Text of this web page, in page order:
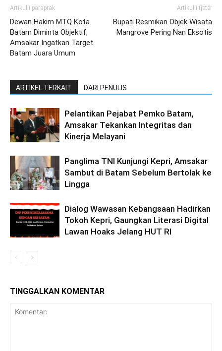
Artikulli paraprak
Dewan Hakim MTQ Kota
Batam Diminta Objektif,
Amsakar Ingatkan Target
Batam Juara Umum
Artikulli tjetër
Bupati Resmikan Objek Wisata
Mangrove Pering Nan Eksotis
ARTIKEL TERKAIT DARI PENULIS
Pelantikan Pejabat Pemko Batam,
Amsakar Tekankan Integritas dan
Kinerja Melayani
Panglima TNI Kunjungi Kepri, Amsakar
Sambut di Batam Sebelum Bertolak ke
Lingga
Dialog Wawasan Kebangsaan Hadirkan
Tokoh Kepri, Gaungkan Literasi Digital
Lawan Hoaks Jelang HUT RI
TINGGALKAN KOMENTAR